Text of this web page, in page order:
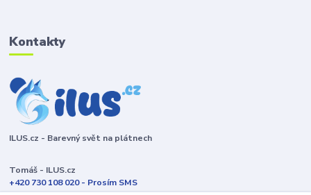
Kontakty
ILUS.cz - Barevný svět na plátnech
Tomáš - ILUS.cz
+420 730 108 020 - Prosím SMS